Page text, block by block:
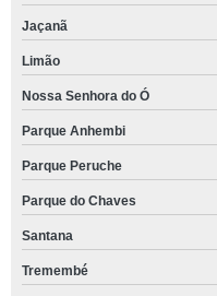
Jaçanã
Limão
Nossa Senhora do Ó
Parque Anhembi
Parque Peruche
Parque do Chaves
Santana
Tremembé